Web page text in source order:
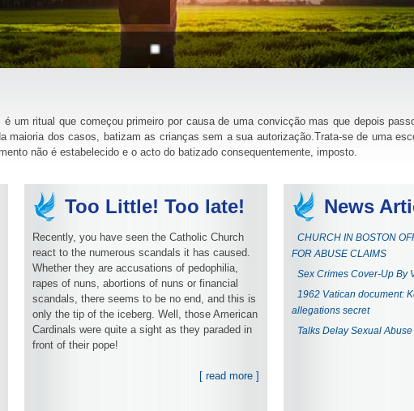
um ritual que começou primeiro por causa de uma convicção mas que depois
maioria dos casos, batizam as crianças sem a sua autorização.Trata-se de uma
não é estabelecido e o acto do batizado consequentemente, imposto.
Too Little! Too late!
Recently, you have seen the Catholic Church
react to the numerous scandals it has caused.
Whether they are accusations of pedophilia,
rapes of nuns, abortions of nuns or financial
scandals, there seems to be no end, and this is
only the tip of the iceberg. Well, those American
Cardinals were quite a sight as they paraded in
front of their pope!
[ read more ]
News
CHURCH IN BOSTON
FOR ABUSE CLAIMS
Sex Crimes Cover-Up By
1962 Vatican document:
allegations secret
Talks Delay Sexual